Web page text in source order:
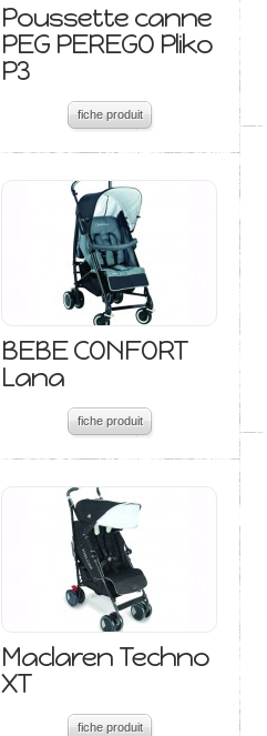
Poussette canne
PEG PEREGO Pliko
P3
fiche produit
BEBE CONFORT
Lana
fiche produit
Maclaren Techno
XT
fiche produit